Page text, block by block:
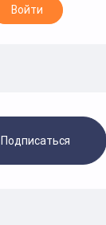
Войти
Подписаться